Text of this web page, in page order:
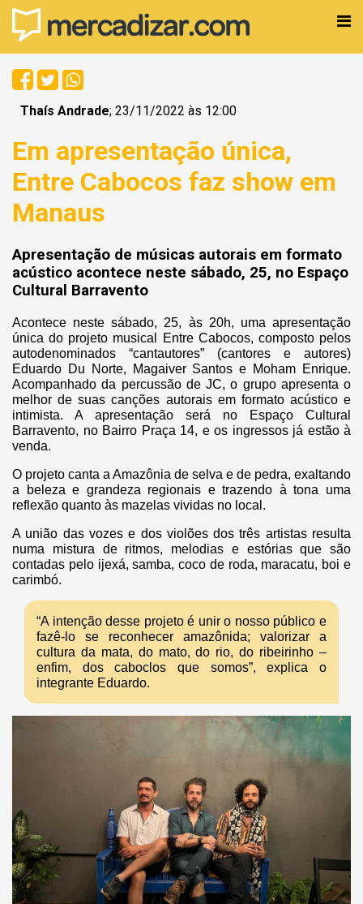
Thaís Andrade; 23/11/2022 às 12:00
Em apresentação única,
Entre Cabocos faz show em
Manaus
Apresentação de músicas autorais em formato
acústico acontece neste sábado, 25, no Espaço
Cultural Barravento
Acontece neste sábado, 25, às 20h, uma apresentação
única do projeto musical Entre Cabocos, composto pelos
autodenominados “cantautores” (cantores e autores)
Eduardo Du Norte, Magaiver Santos e Moham Enrique.
Acompanhado da percussão de JC, o grupo apresenta o
melhor de suas canções autorais em formato acústico e
intimista. A apresentação será no Espaço Cultural
Barravento, no Bairro Praça 14, e os ingressos já estão à
venda.
O projeto canta a Amazônia de selva e de pedra, exaltando
a beleza e grandeza regionais e trazendo à tona uma
reflexão quanto às mazelas vividas no local.
A união das vozes e dos violões dos três artistas resulta
numa mistura de ritmos, melodias e estórias que são
contadas pelo ijexá, samba, coco de roda, maracatu, boi e
carimbó.
“A intenção desse projeto é unir o nosso público e
fazê-lo se reconhecer amazônida; valorizar a
cultura da mata, do mato, do rio, do ribeirinho –
enfim, dos caboclos que somos”, explica o
integrante Eduardo.